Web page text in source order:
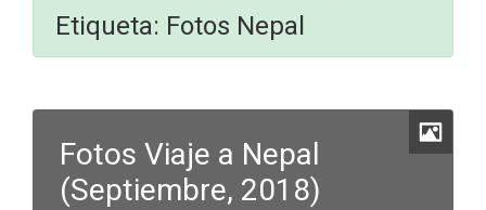
Etiqueta: Fotos Nepal
Fotos Viaje a Nepal
(Septiembre, 2018)